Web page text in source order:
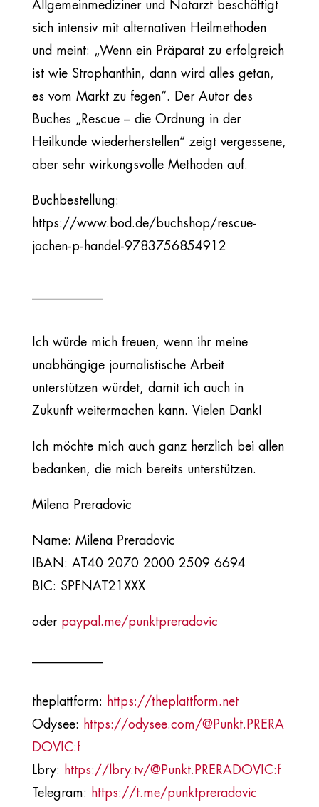
Allgemeinmediziner und Notarzt beschäftigt
sich intensiv mit alternativen Heilmethoden
und meint: „Wenn ein Präparat zu erfolgreich
ist wie Strophanthin, dann wird alles getan,
es vom Markt zu fegen“. Der Autor des
Buches „Rescue – die Ordnung in der
Heilkunde wiederherstellen“ zeigt vergessene,
aber sehr wirkungsvolle Methoden auf.
Buchbestellung:
https://www.bod.de/buchshop/rescue-
jochen-p-handel-9783756854912
Ich würde mich freuen, wenn ihr meine
unabhängige journalistische Arbeit
unterstützen würdet, damit ich auch in
Zukunft weitermachen kann. Vielen Dank!
Ich möchte mich auch ganz herzlich bei allen
bedanken, die mich bereits unterstützen.
Milena Preradovic
Name: Milena Preradovic
IBAN: AT40 2070 2000 2509 6694
BIC: SPFNAT21XXX
oder paypal.me/punktpreradovic
theplattform:
https://theplattform.net
Odysee:
https://odysee.com/@Punkt.PRERA
DOVIC:f
Lbry:
https://lbry.tv/@Punkt.PRERADOVIC:f
Telegram:
https://t.me/punktpreradovic